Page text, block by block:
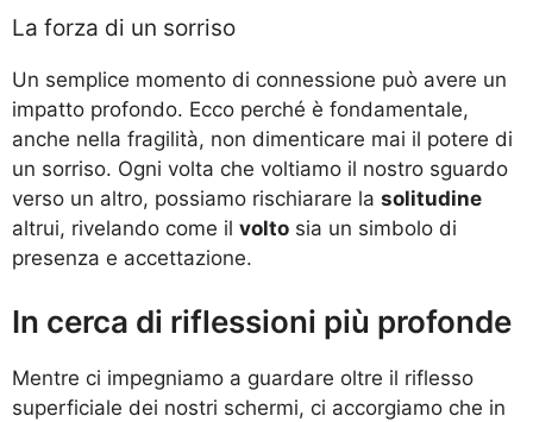
La forza di un sorriso
Un semplice momento di connessione può avere un
impatto profondo. Ecco perché è fondamentale,
anche nella fragilità, non dimenticare mai il potere di
un sorriso. Ogni volta che voltiamo il nostro sguardo
verso un altro, possiamo rischiarare la solitudine
altrui, rivelando come il volto sia un simbolo di
presenza e accettazione.
In cerca di riflessioni più profonde
Mentre ci impegniamo a guardare oltre il riflesso
superficiale dei nostri schermi, ci accorgiamo che in